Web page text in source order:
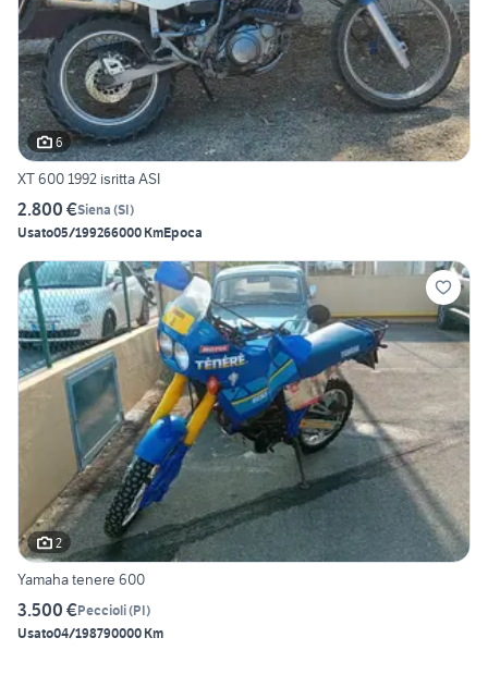
6
XT 600 1992 isritta ASI
2.800 €Siena (SI)
Usato05/199266000 KmEpoca
2
Yamaha tenere 600
3.500 €Peccioli(PI)
Usato04/198790000 Km